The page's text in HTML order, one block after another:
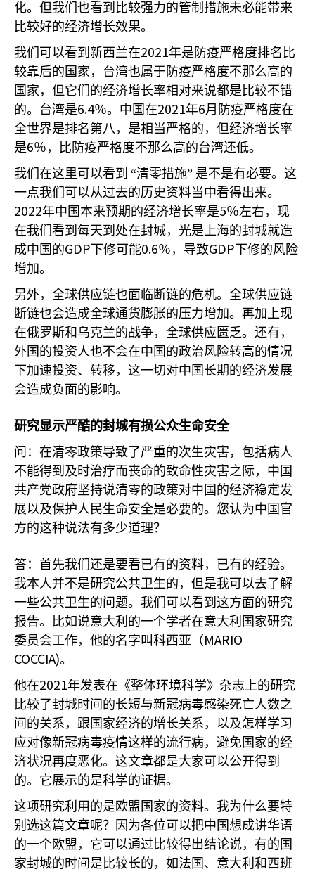
化。但我们也看到比较强力的管制措施未必能带来
比较好的经济增长效果。
我们可以看到新西兰在2021年是防疫严格度排名比
较靠后的国家，台湾也属于防疫严格度不那么高的
国家，但它们的经济增长率相对来说都是比较不错
的。台湾是6.4％。中国在2021年6月防疫严格度在
全世界是排名第八，是相当严格的，但经济增长率
是6％，比防疫严格度不那么高的台湾还低。
我们在这里可以看到 “清零措施” 是不是有必要。这
一点我们可以从过去的历史资料当中看得出来。
2022年中国本来预期的经济增长率是5％左右，现
在我们看到每天到处在封城，光是上海的封城就造
成中国的GDP 下修可能0.6％，导致GDP 下修的风险
增加。
另外，全球供应链也面临断链的危机。全球供应链
断链也会造成全球通货膨胀的压力增加。再加上现
在俄罗斯和乌克兰的战争，全球供应匮乏。还有，
外国的投资人也不会在中国的政治风险转高的情况
下加速投资、转移，这一切对中国长期的经济发展
会造成负面的影响。
研究显示严酷的封城有损公众生命安全
问：在清零政策导致了严重的次生灾害，包括病人
不能得到及时治疗而丧命的致命性灾害之际，中国
共产党政府坚持说清零的政策对中国的经济稳定发
展以及保护人民生命安全是必要的。您认为中国官
方的这种说法有多少道理？
答：首先我们还是要看已有的资料，已有的经验。
我本人并不是研究公共卫生的，但是我可以去了解
一些公共卫生的问题。我们可以看到这方面的研究
报告。比如说意大利的一个学者在意大利国家研究
委员会工作，他的名字叫科西亚（ MARIO
COCCIA)。
他在2021年发表在《整体环境科学》杂志上的研究
比较了封城时间的长短与新冠病毒感染死亡人数之
间的关系，跟国家经济的增长关系，以及怎样学习
应对像新冠病毒疫情这样的流行病，避免国家的经
济状况再度恶化。这文章都是大家可以公开得到
的。它展示的是科学的证据。
这项研究利用的是欧盟国家的资料。我为什么要特
别选这篇文章呢？因为各位可以把中国想成讲华语
的一个欧盟，它可以通过比较得出结论说，有的国
家封城的时间是比较长的，如法国、意大利和西班